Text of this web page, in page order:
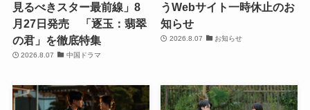
見るべきスター最前線」8
月27日発売 「逐玉：翡翠
の君」を徹底特集
2026.8.07 中国ドラマ
うWebサイト一時休止のお
知らせ
2026.8.07 お知らせ